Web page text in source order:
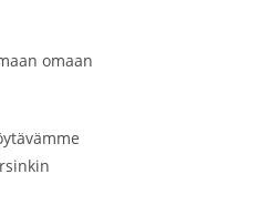
omaan